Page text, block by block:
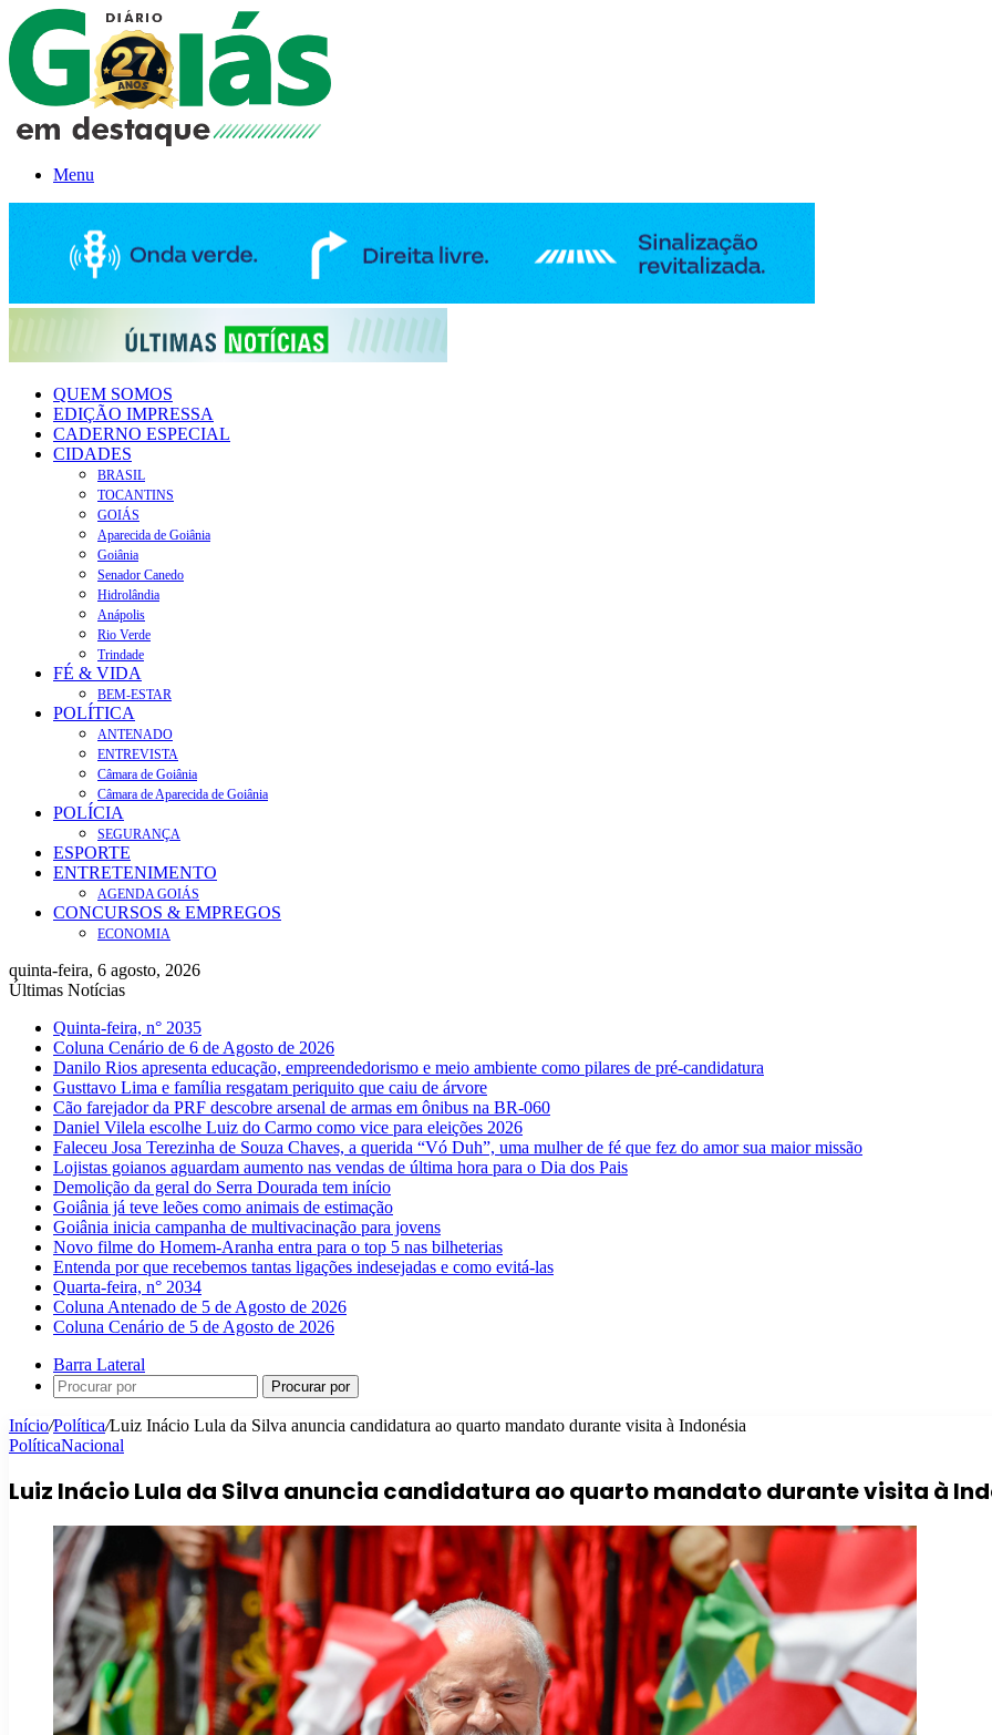
Menu
QUEM SOMOS
EDIÇÃO IMPRESSA
CADERNO ESPECIAL
CIDADES
BRASIL
TOCANTINS
GOIÁS
Aparecida de Goiânia
Goiânia
Senador Canedo
Hidrolândia
Anápolis
Rio Verde
Trindade
FÉ & VIDA
BEM-ESTAR
POLÍTICA
ANTENADO
ENTREVISTA
Câmara de Goiânia
Câmara de Aparecida de Goiânia
POLÍCIA
SEGURANÇA
ESPORTE
ENTRETENIMENTO
AGENDA GOIÁS
CONCURSOS & EMPREGOS
ECONOMIA
quinta-feira, 6 agosto, 2026
Últimas Notícias
Quinta-feira, n° 2035
Coluna Cenário de 6 de Agosto de 2026
Danilo Rios apresenta educação, empreendedorismo e meio ambiente como pilares de pré-candidatura
Gusttavo Lima e família resgatam periquito que caiu de árvore
Cão farejador da PRF descobre arsenal de armas em ônibus na BR-060
Daniel Vilela escolhe Luiz do Carmo como vice para eleições 2026
Faleceu Josa Terezinha de Souza Chaves, a querida “Vó Duh”, uma mulher de fé que fez do amor sua maior missão
Lojistas goianos aguardam aumento nas vendas de última hora para o Dia dos Pais
Demolição da geral do Serra Dourada tem início
Goiânia já teve leões como animais de estimação
Goiânia inicia campanha de multivacinação para jovens
Novo filme do Homem-Aranha entra para o top 5 nas bilheterias
Entenda por que recebemos tantas ligações indesejadas e como evitá-las
Quarta-feira, n° 2034
Coluna Antenado de 5 de Agosto de 2026
Coluna Cenário de 5 de Agosto de 2026
Barra Lateral
Procurar por
Início/Política/Luiz Inácio Lula da Silva anuncia candidatura ao quarto mandato durante visita à Indonésia
PolíticaNacional
Luiz Inácio Lula da Silva anuncia candidatura ao quarto mandato durante visita à